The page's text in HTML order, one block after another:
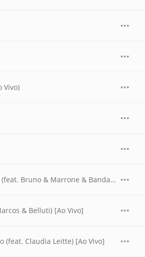
Vivo)
& Marrone & Banda Garota Safada) [Ao Vivo]
& Belluti) [Ao Vivo]
(feat. Claudia Leitte) [Ao Vivo]